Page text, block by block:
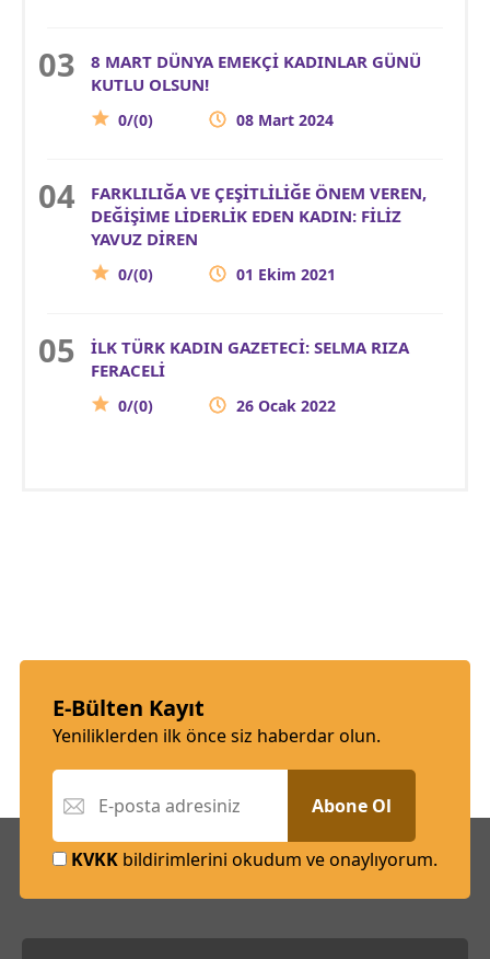
8 MART DÜNYA EMEKÇİ KADINLAR GÜNÜ
KUTLU OLSUN!
0/(0) 08 Mart 2024
FARKLILIĞA VE ÇEŞİTLİLİĞE ÖNEM VEREN,
DEĞİŞİME LİDERLİK EDEN KADIN: FİLİZ
YAVUZ DİREN
0/(0) 01 Ekim 2021
İLK TÜRK KADIN GAZETECİ: SELMA RIZA
FERACELİ
0/(0) 26 Ocak 2022
E-Bülten Kayıt
Yeniliklerden ilk önce siz haberdar olun.
Abone Ol
KVKK bildirimlerini okudum ve onaylıyorum.